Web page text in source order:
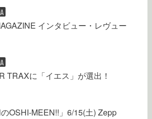
インタビュー・レヴュー
TRAXに「イエス」が選出！
のOSHI-MEEN!!」6/15(土) Zepp